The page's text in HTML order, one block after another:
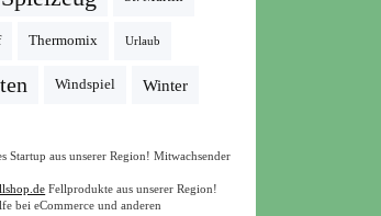
Thermomix Urlaub
Windspiel Winter
Startup aus unserer Region! Mitwachsender
Fellprodukte aus unserer Region!
bei eCommerce und anderen